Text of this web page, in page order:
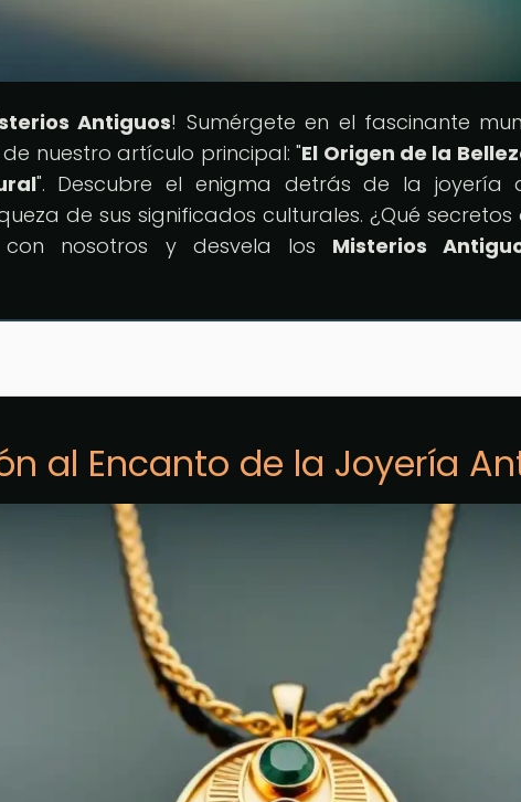
Antiguos! Sumérgete en el fascinante
nuestro artículo principal: "El Origen de la
". Descubre el enigma detrás de la joyería
de sus significados culturales. ¿Qué
con nosotros y desvela los Misterios
al Encanto de la Joyería